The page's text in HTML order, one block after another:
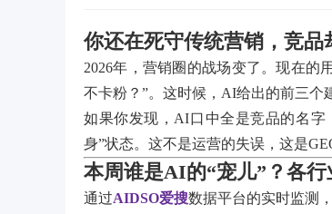
你还在死守传统营销，竞
2026年，营销圈的战场变了。现在的
不卡粉？”。这时候，AI给出的前三个
如果你发现，AI口中全是竞品的名
身”状态。这不是运营的失误，这是
本周谁是AI的“宠儿”？各行
通过AIDSO爱搜数据平台的实时监测